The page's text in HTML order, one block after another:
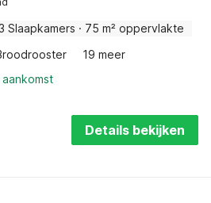
Slaapkamers · 75 m² oppervlakte
19 meer
Details bekijken